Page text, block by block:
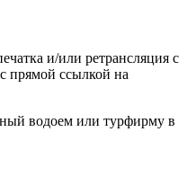
и/или ретрансляция с
прямой ссылкой на
водоем или турфирму в